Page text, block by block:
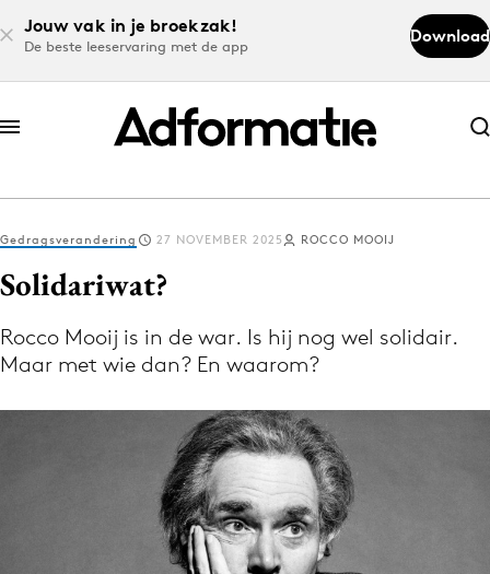
Jouw vak in je broekzak!
De beste leeservaring met de app
Download
Abonneer nu
Abonneer nu
Log in
Download de app
Volg het laatste nieuws via de Adformatie
Gedragsverandering 27 NOVEMBER 2025 ROCCO MOOIJ
Solidariwat?
Rocco Mooij is in de war. Is hij nog wel solidair.
Maar met wie dan? En waarom?